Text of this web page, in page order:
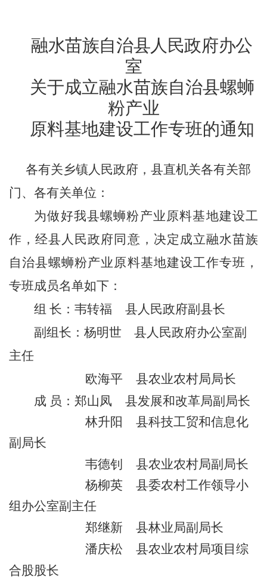
融水苗族自治县人民政府办公
室
关于成立融水苗族自治县螺蛳
粉产业
原料基地建设工作专班的通知
各有关乡镇人民政府，县直机关各有关部
门、 各有关单位：
为做好我县螺蛳粉产业原料基地建设工
作，经县人民政府同意，决定 成立融水苗族
自治县螺蛳粉产业原料基地建设工作专班，
专班成员名单如下：
组 长 ：韦转福
县人民政府副县长
副组长 ：杨明世
县人民政府办公室副
主任
欧海平
县农业农村局局长
成 员 ：郑山凤 县发展和改革局副局长
林升阳
县科技工贸和信息化
副局长
韦德钊
县农业农村局副局长
杨柳英
县委农村工作领导小
组 办公室副主任
郑继新
县林业局副局长
潘庆松
县农业农村局项目综
合股股长